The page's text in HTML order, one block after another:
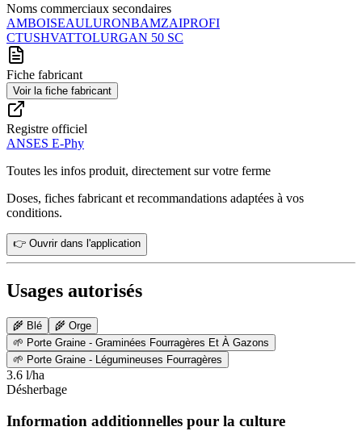
Noms commerciaux secondaires
AMBOISEAULURONBAMZAIPROFI
CTUSHVATTOLURGAN 50 SC
Fiche fabricant
Voir la fiche fabricant
Registre officiel
ANSES E-Phy
Toutes les infos produit, directement sur votre ferme
Doses, fiches fabricant et recommandations adaptées à vos
conditions.
👉 Ouvrir dans l'application
Usages autorisés
🌾 Blé 🌾 Orge
🌱 Porte Graine - Graminées Fourragères Et À Gazons
🌱 Porte Graine - Légumineuses Fourragères
3.6 l/ha
Désherbage
Information additionnelles pour la culture